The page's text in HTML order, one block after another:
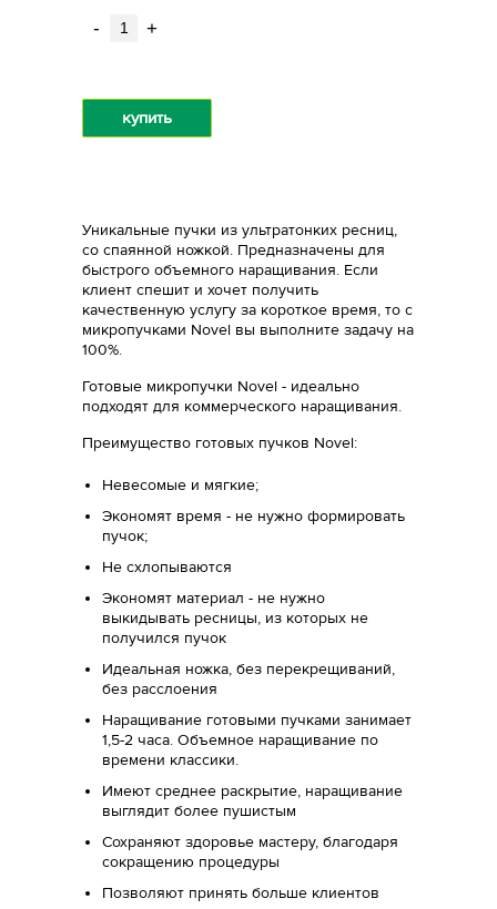
- +
купить
Уникальные пучки из ультратонких ресниц,
со спаянной ножкой. Предназначены для
быстрого объемного наращивания. Если
клиент спешит и хочет получить
качественную услугу за короткое время, то c
микропучками Novel вы выполните задачу на
100%.
Готовые микропучки Novel - идеально
подходят для коммерческого наращивания.
Преимущество готовых пучков Novel:
Невесомые и мягкие;
Экономят время - не нужно формировать
пучок;
Не схлопываются
Экономят материал - не нужно
выкидывать ресницы, из которых не
получился пучок
Идеальная ножка, без перекрещиваний,
без расслоения
Наращивание готовыми пучками занимает
1,5-2 часа. Объемное наращивание по
времени классики.
Имеют среднее раскрытие, наращивание
выглядит более пушистым
Сохраняют здоровье мастеру, благодаря
сокращению процедуры
Позволяют принять больше клиентов